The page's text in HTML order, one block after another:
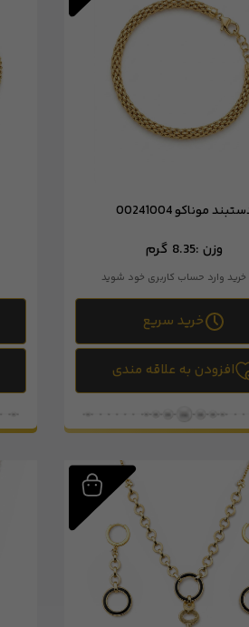
موناکو 00241004
وزن :8.35 گرم
خرید وارد حساب کاربری خود شوید
خرید سریع
افزودن به علاقه مندی